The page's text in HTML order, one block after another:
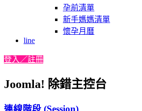
孕前清單
新手媽媽清單
懷孕月曆
line
登入／註冊
Joomla! 除錯主控台
連線階段 (Session)